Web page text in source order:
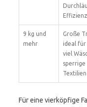
Effizienz
9 kg und
mehr
Große
ideal für
viel
sperrige
Textilien
Für eine vierköpfige